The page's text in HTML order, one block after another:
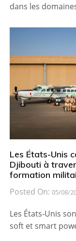
dans les
Les États-Unis
Djibouti à
formation
Posted On: 05/08/
Les États-Unis
soft et smart